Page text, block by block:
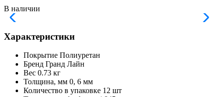
В наличии
Характеристики
Покрытие Полиуретан
Бренд Гранд Лайн
Вес 0.73 кг
Толщина, мм 0, 6 мм
Количество в упаковке 12 шт